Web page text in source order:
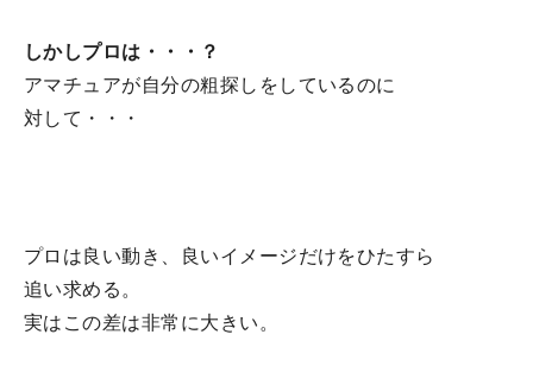
しかしプロは・・・？
アマチュアが自分の粗探しをしているのに
対して・・・
プロは良い動き、良いイメージだけをひたすら
追い求める。
実はこの差は非常に大きい。